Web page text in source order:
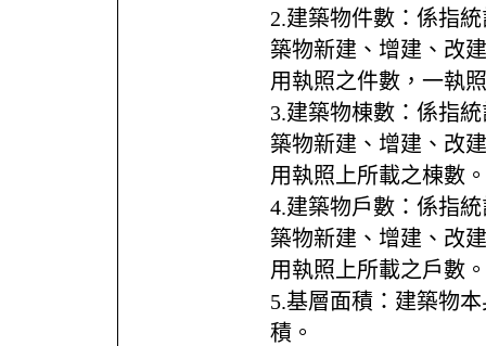
2.建築物件數：係指
築物新建、增建、改
用執照之件數，一執
3.建築物棟數：係指
築物新建、增建、改
用執照上所載之棟數。
4.建築物戶數：係指
築物新建、增建、改
用執照上所載之戶數。
5.基層面積：建築物
積。